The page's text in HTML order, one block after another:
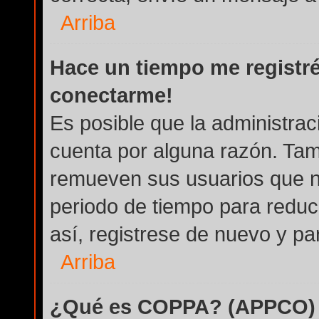
Arriba
Hace un tiempo me
conectarme!
Es posible que la
cuenta por alguna razón.
remueven sus usuarios que
periodo de tiempo para
así, registrese de nuevo y
Arriba
¿Qué es COPPA? (APPCO)